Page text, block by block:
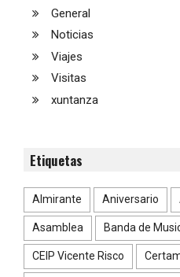
General
Noticias
Viajes
Visitas
xuntanza
Etiquetas
Almirante Aniversario
Asamblea Banda de
CEIP Vicente Risco